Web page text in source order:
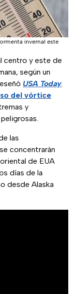
invernal este
centro y este de
según un
USA Today.
del vórtice
y
las
se concentrarán
de EUA
días de la
desde Alaska